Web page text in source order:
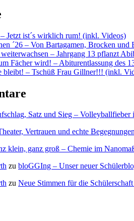
Jetzt ist´s wirklich rum! (inkl. Videos)
´26 – Von Bartagamen, Brocken und
– Jahrgang 13 pflanzt
Fächer wird! – Abiturentlassung des
bleibt! – Tschüß Frau Gillner!!! (inkl.
Satz und Sieg –
Vertrauen und echte
klein, ganz groß – Chemie im
zu bloGGIng – Unser neuer
zu Neue Stimmen für die